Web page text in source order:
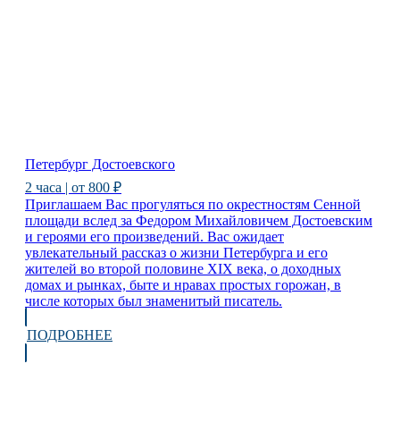
Петербург Достоевского
2 часа | от 800 ₽
Приглашаем Вас прогуляться по окрестностям Сенной
площади вслед за Федором Михайловичем Достоевским
и героями его произведений. Вас ожидает
увлекательный рассказ о жизни Петербурга и его
жителей во второй половине XIX века, о доходных
домах и рынках, быте и нравах простых горожан, в
числе которых был знаменитый писатель.
ПОДРОБНЕЕ